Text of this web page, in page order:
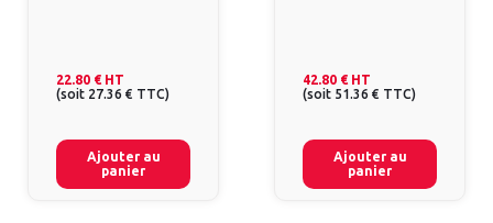
22.80 € HT
(soit 27.36 € TTC)
Ajouter au
panier
42.80 € HT
(soit 51.36 € TTC)
Ajouter au
panier